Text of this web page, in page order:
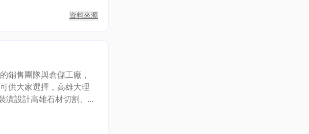
資料來源
銷售團隊與倉儲工廠，
供大家選擇，高雄大理
設計高雄石材切割、
裝